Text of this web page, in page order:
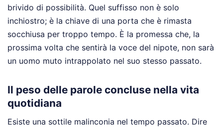
brivido di possibilità. Quel suffisso non è solo
inchiostro; è la chiave di una porta che è rimasta
socchiusa per troppo tempo. È la promessa che, la
prossima volta che sentirà la voce del nipote, non sarà
un uomo muto intrappolato nel suo stesso passato.
Il peso delle parole concluse nella vita
quotidiana
Esiste una sottile malinconia nel tempo passato. Dire